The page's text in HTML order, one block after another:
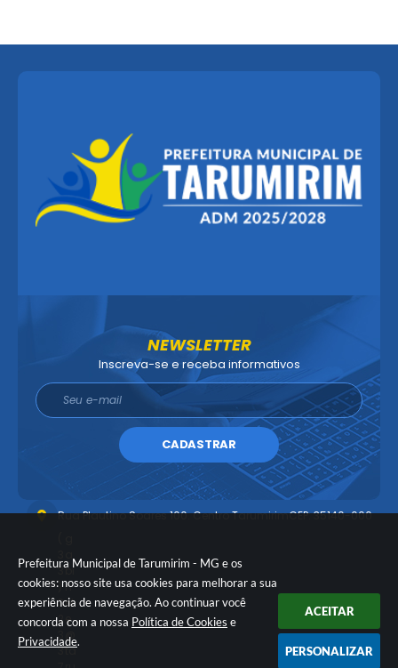
Prefeitura Municipal de Tarumirim - MG e os
cookies: nosso site usa cookies para melhorar a sua
experiência de navegação. Ao continuar você
concorda com a nossa Política de Cookies e
Privacidade.
ACEITAR
PERSONALIZAR
Rua Plautino Soares 100. Centro TarumirimCEP: 35140-000
3
)
3
2
3
3
bi
n
et
e
@
ta
NEWSLETTER
Inscreva-se e receba informativos
CADASTRAR